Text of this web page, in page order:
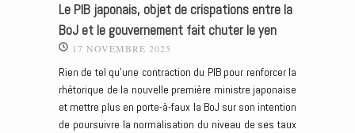
Le PIB japonais, objet de crispations entre la
BoJ et le gouvernement fait chuter le yen
17 NOVEMBRE 2025
Rien de tel qu’une contraction du PIB pour renforcer la
rhétorique de la nouvelle première ministre japonaise
et mettre plus en porte-à-faux la BoJ sur son intention
de poursuivre la normalisation du niveau de ses taux